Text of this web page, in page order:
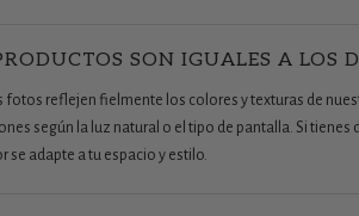
SON IGUALES A LOS
reflejen fielmente los colores y texturas de
según la luz natural o el tipo de pantalla. Si
se adapte a tu espacio y estilo.